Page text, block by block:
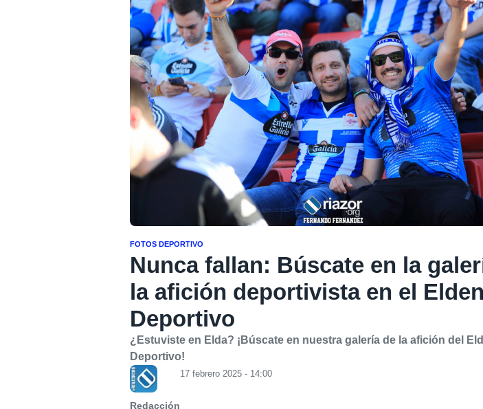
FOTOS DEPORTIVO
Nunca fallan: Búscate en la
la afición deportivista en el
Deportivo
¿Estuviste en Elda? ¡Búscate en nuestra galería de la afición del
Deportivo!
Redacción
17 febrero 2025 - 14:00